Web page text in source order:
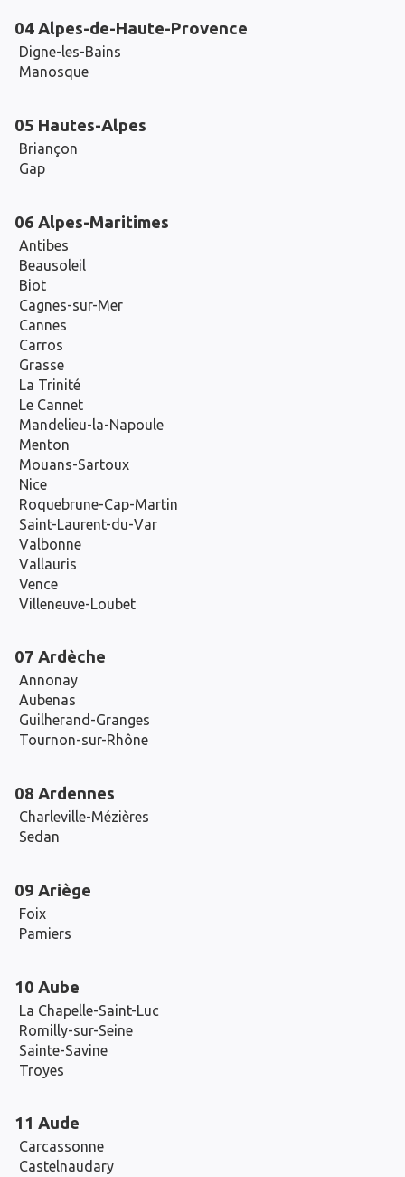
04 Alpes-de-Haute-Provence
Digne-les-Bains
Manosque
05 Hautes-Alpes
Briançon
Gap
06 Alpes-Maritimes
Antibes
Beausoleil
Biot
Cagnes-sur-Mer
Cannes
Carros
Grasse
La Trinité
Le Cannet
Mandelieu-la-Napoule
Menton
Mouans-Sartoux
Nice
Roquebrune-Cap-Martin
Saint-Laurent-du-Var
Valbonne
Vallauris
Vence
Villeneuve-Loubet
07 Ardèche
Annonay
Aubenas
Guilherand-Granges
Tournon-sur-Rhône
08 Ardennes
Charleville-Mézières
Sedan
09 Ariège
Foix
Pamiers
10 Aube
La Chapelle-Saint-Luc
Romilly-sur-Seine
Sainte-Savine
Troyes
11 Aude
Carcassonne
Castelnaudary